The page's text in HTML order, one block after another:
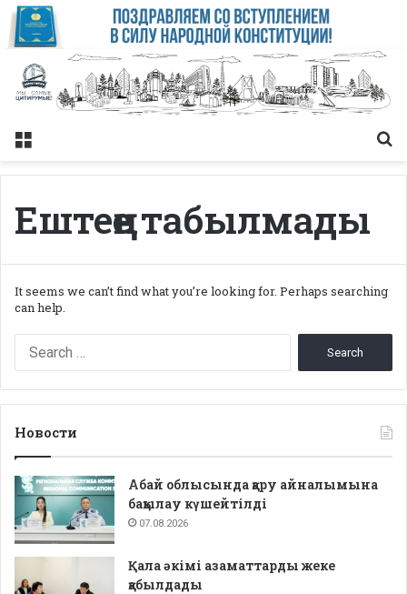
Меню
Ештеңе табылмады
It seems we can’t find what you’re looking for. Perhaps searching
can help.
Новости
Абай облысында қару айналымына
бақылау күшейтілді
07.08.2026
Қала әкімі азаматтарды жеке
қабылдады